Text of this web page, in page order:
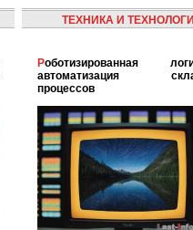
ТЕХНИКА И
Роботизированная логистика:
автоматизация
процессов